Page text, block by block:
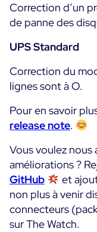
Correction d’un
de panne des
UPS Standard
Correction du
lignes sont à O.
Pour en savoir
release note.
Vous voulez
améliorations ?
GitHub
et
non plus à venir
connecteurs
sur The Watch.